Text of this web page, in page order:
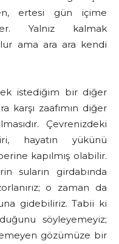
ertesi gün içime
Yalnız kalmak
ama ara ara kendi
istediğim bir diğer
karşı zaafımın diğer
Çevrenizdeki
hayatın yükünü
kapılmış olabilir.
suların girdabında
o zaman da
gidebiliriz. Tabii ki
söyleyemeyiz;
gözümüze bir